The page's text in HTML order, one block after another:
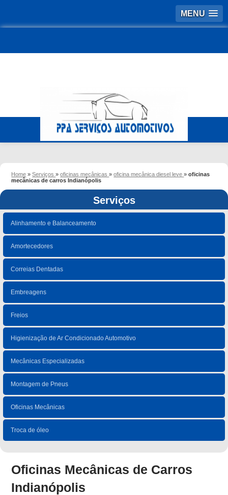
MENU
Home »Serviços»oficinas mecânicas»oficina mecânica diesel leve»oficinas
mecânicas de carros Indianópolis
Serviços
Alinhamento e Balanceamento
Amortecedores
Correias Dentadas
Embreagens
Freios
Higienização de Ar Condicionado Automotivo
Mecânicas Especializadas
Montagem de Pneus
Oficinas Mecânicas
Troca de óleo
Oficinas Mecânicas de Carros
Indianópolis